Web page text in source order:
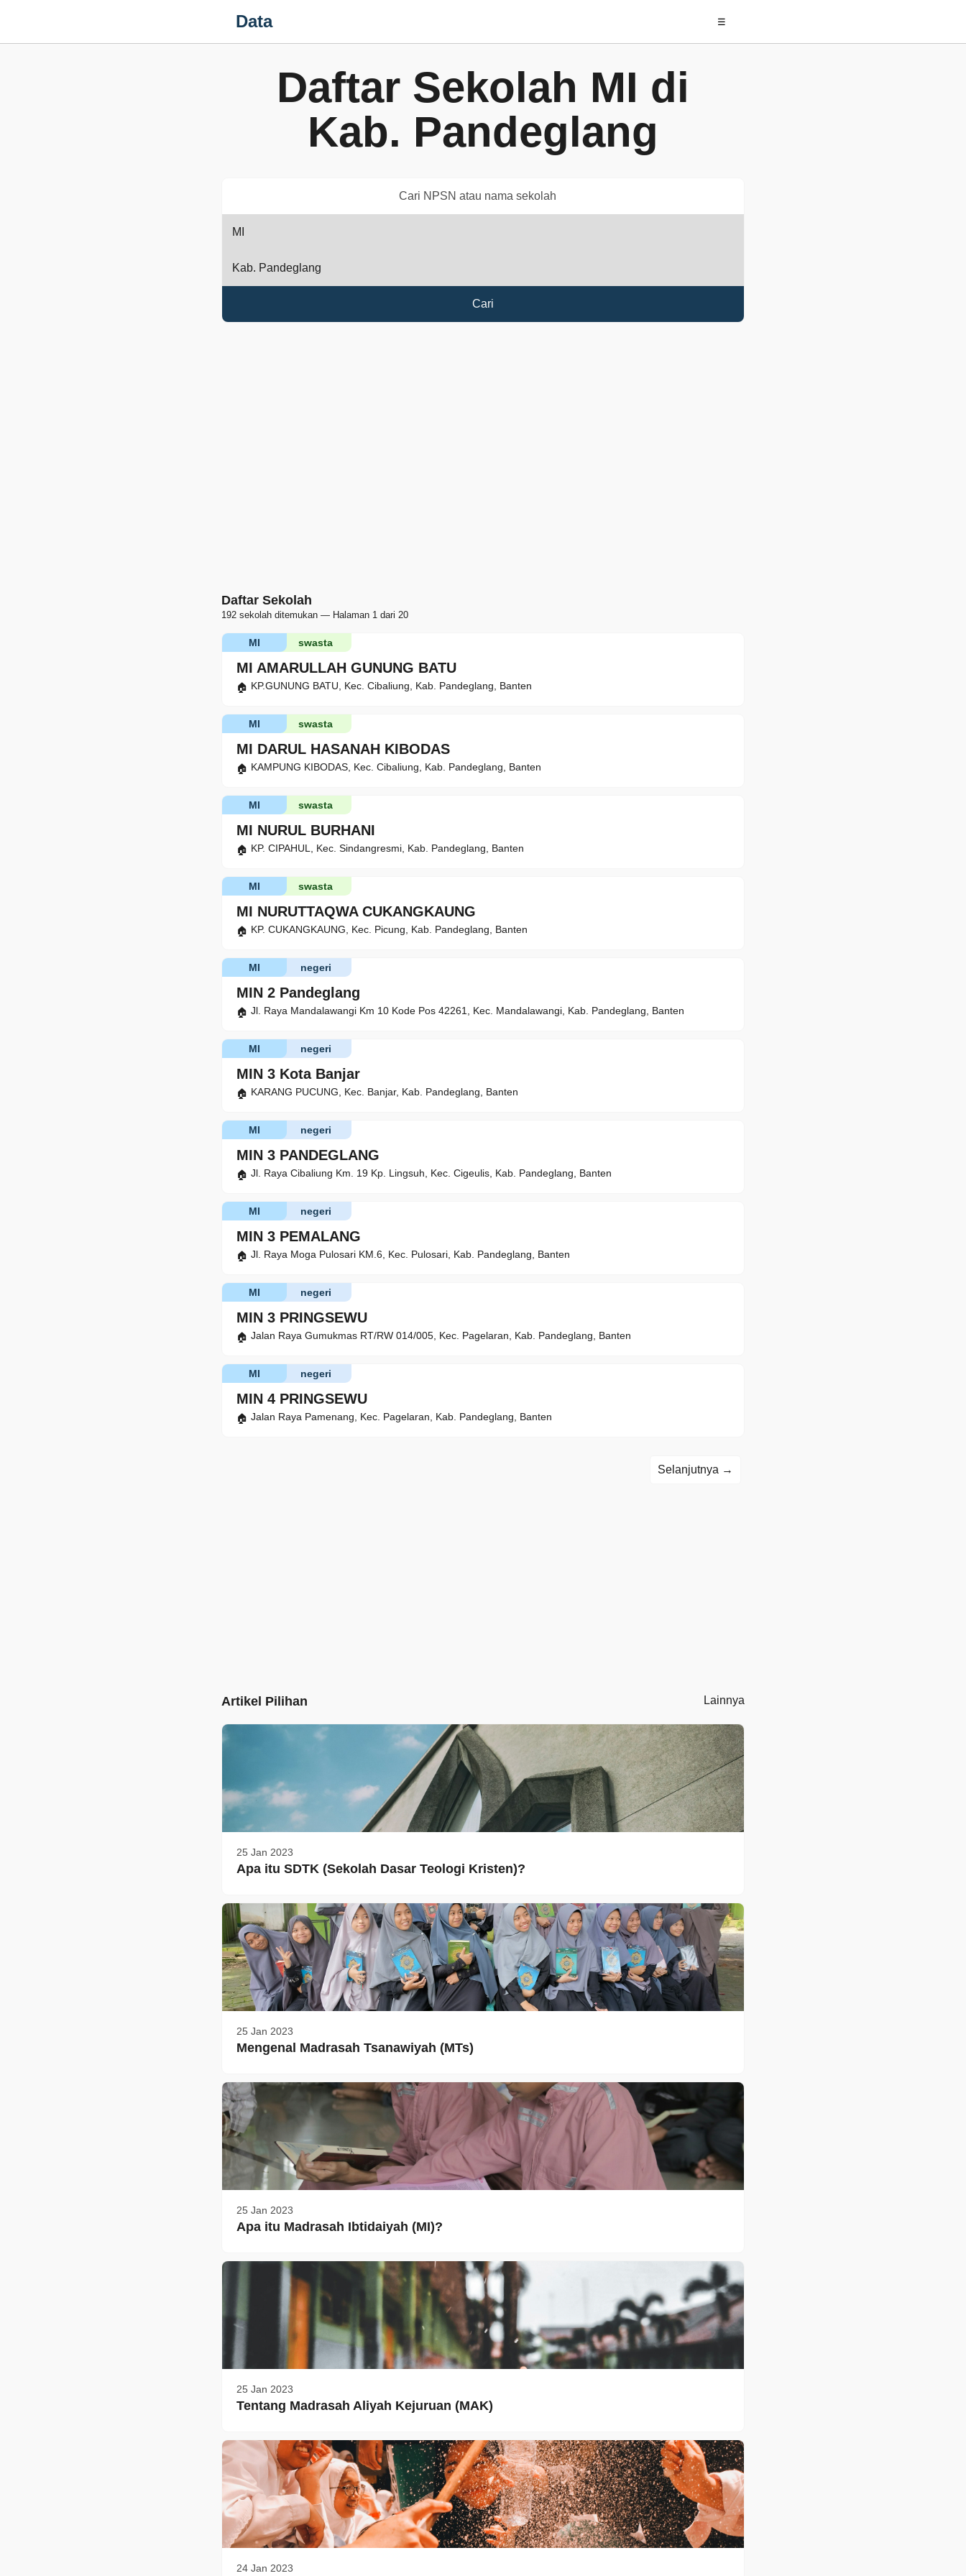
Data ☰
Daftar Sekolah MI di
Kab. Pandeglang
Cari
Daftar Sekolah
192 sekolah ditemukan — Halaman 1 dari 20
MI AMARULLAH GUNUNG BATU
swasta
MI
KP.GUNUNG BATU, Kec. Cibaliung, Kab. Pandeglang, Banten
MI DARUL HASANAH KIBODAS
swasta
MI
KAMPUNG KIBODAS, Kec. Cibaliung, Kab. Pandeglang, Banten
MI NURUL BURHANI
swasta
MI
KP. CIPAHUL, Kec. Sindangresmi, Kab. Pandeglang, Banten
MI NURUTTAQWA CUKANGKAUNG
swasta
MI
KP. CUKANGKAUNG, Kec. Picung, Kab. Pandeglang, Banten
MIN 2 Pandeglang
negeri
MI
Jl. Raya Mandalawangi Km 10 Kode Pos 42261, Kec. Mandalawangi, Kab. Pandeglang, Banten
MIN 3 Kota Banjar
negeri
MI
KARANG PUCUNG, Kec. Banjar, Kab. Pandeglang, Banten
MIN 3 PANDEGLANG
negeri
MI
Jl. Raya Cibaliung Km. 19 Kp. Lingsuh, Kec. Cigeulis, Kab. Pandeglang, Banten
MIN 3 PEMALANG
negeri
MI
Jl. Raya Moga Pulosari KM.6, Kec. Pulosari, Kab. Pandeglang, Banten
MIN 3 PRINGSEWU
negeri
MI
Jalan Raya Gumukmas RT/RW 014/005, Kec. Pagelaran, Kab. Pandeglang, Banten
MIN 4 PRINGSEWU
negeri
MI
Jalan Raya Pamenang, Kec. Pagelaran, Kab. Pandeglang, Banten
Selanjutnya →
Artikel Pilihan Lainnya
25 Jan 2023
Apa itu SDTK (Sekolah Dasar Teologi Kristen)?
25 Jan 2023
Mengenal Madrasah Tsanawiyah (MTs)
25 Jan 2023
Apa itu Madrasah Ibtidaiyah (MI)?
25 Jan 2023
Tentang Madrasah Aliyah Kejuruan (MAK)
24 Jan 2023